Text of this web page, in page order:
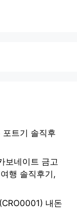
트기 솔직후
보네이트 금고
행 솔직후기,
내돈